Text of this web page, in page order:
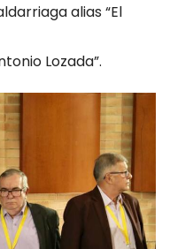
alias “El
Lozada”.